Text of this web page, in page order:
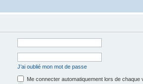
J’ai oublié mon mot de passe
Me connecter automatiquement lors de chaque